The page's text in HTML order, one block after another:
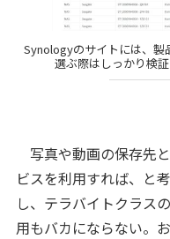
Synologyのサイトには、製
選ぶ際はしっかり検
写真や動画の保存先
ビスを利用すれば、と
し、テラバイトクラス
用もバカにならない。